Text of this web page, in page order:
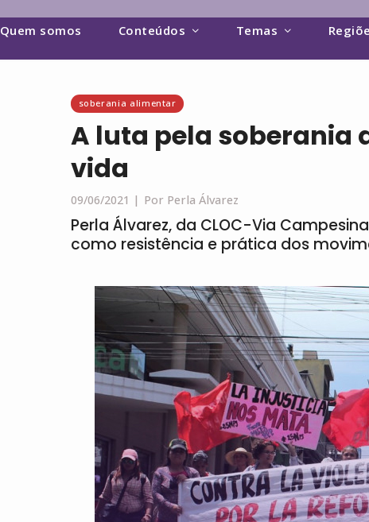
Quem somos Conteúdos Temas
soberania alimentar
A luta pela soberania
vida
09/06/2021 | Por Perla Álvarez
Perla Álvarez, da CLOC-Via
como resistência e prática dos